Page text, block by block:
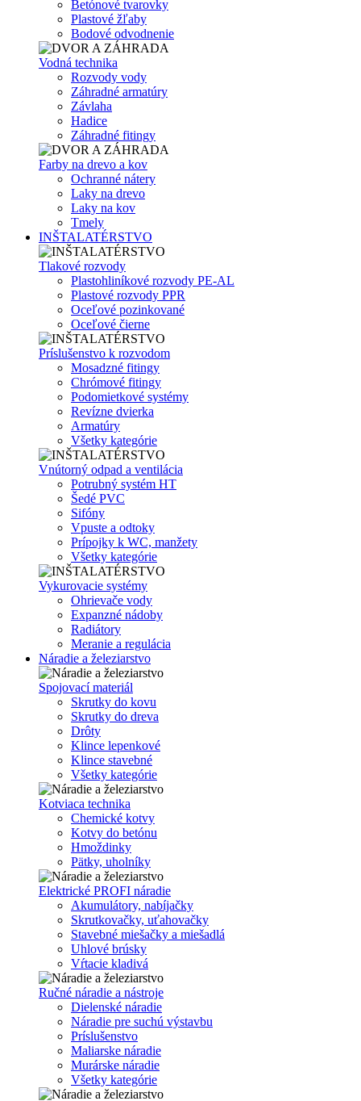
Betónové tvarovky
Plastové žľaby
Bodové odvodnenie
Vodná technika
Rozvody vody
Záhradné armatúry
Závlaha
Hadice
Záhradné fitingy
Farby na drevo a kov
Ochranné nátery
Laky na drevo
Laky na kov
Tmely
INŠTALATÉRSTVO
Tlakové rozvody
Plastohliníkové rozvody PE-AL
Plastové rozvody PPR
Oceľové pozinkované
Oceľové čierne
Príslušenstvo k rozvodom
Mosadzné fitingy
Chrómové fitingy
Podomietkové systémy
Revízne dvierka
Armatúry
Všetky kategórie
Vnútorný odpad a ventilácia
Potrubný systém HT
Šedé PVC
Sifóny
Vpuste a odtoky
Prípojky k WC, manžety
Všetky kategórie
Vykurovacie systémy
Ohrievače vody
Expanzné nádoby
Radiátory
Meranie a regulácia
Náradie a železiarstvo
Spojovací materiál
Skrutky do kovu
Skrutky do dreva
Drôty
Klince lepenkové
Klince stavebné
Všetky kategórie
Kotviaca technika
Chemické kotvy
Kotvy do betónu
Hmoždinky
Pätky, uholníky
Elektrické PROFI náradie
Akumulátory, nabíjačky
Skrutkovačky, uťahovačky
Stavebné miešačky a miešadlá
Uhlové brúsky
Vŕtacie kladivá
Ručné náradie a nástroje
Dielenské náradie
Náradie pre suchú výstavbu
Príslušenstvo
Maliarske náradie
Murárske náradie
Všetky kategórie